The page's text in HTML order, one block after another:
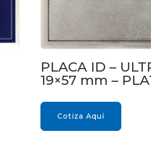
PLACA ID –
19×57 mm –
Cotiza Aquí